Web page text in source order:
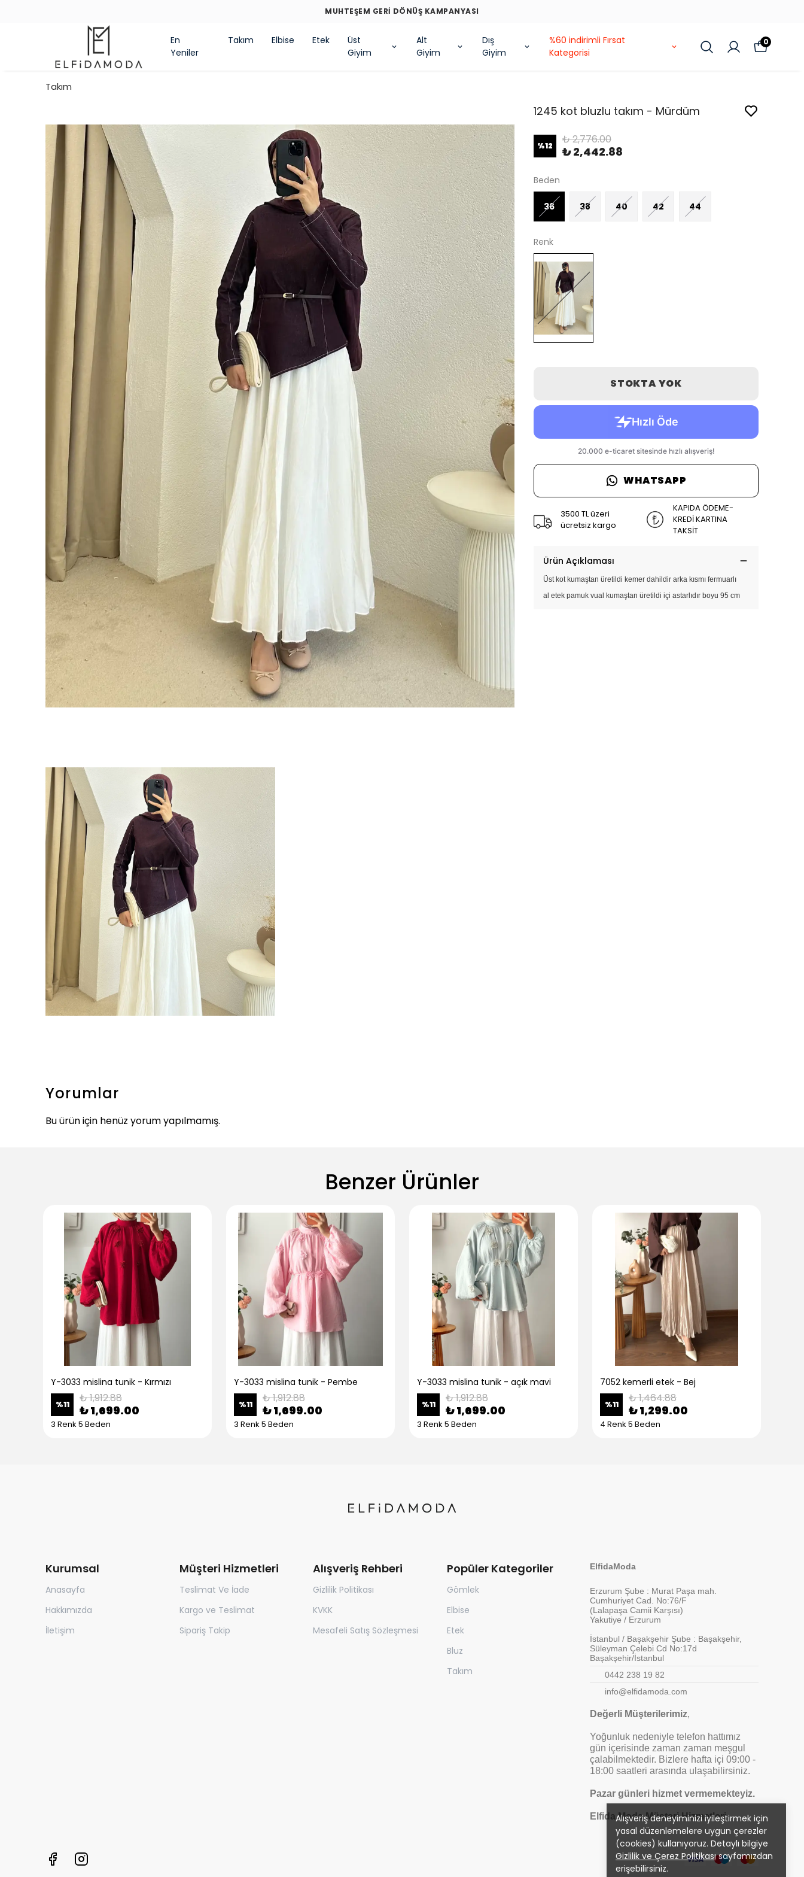
MUHTEŞEM GERİ DÖNÜŞ KAMPANYASI
En
Yeniler
Takım Elbise Etek
Üst
Giyim
Alt
Giyim
Dış
Giyim
%60 indirimli Fırsat
Kategorisi
0
Alışveriş deneyiminizi iyileştirmek için
yasal düzenlemelere uygun çerezler
(cookies) kullanıyoruz. Detaylı bilgiye
Gizlilik ve Çerez Politikasısayfamızdan
erişebilirsiniz.
Takım
1245 kot bluzlu takım - Mürdüm
%12 ₺ 2,776.00
₺ 2,442.88
Beden
36 38 40 42 44
Renk
STOKTA YOK
WHATSAPP
3500 TL üzeri
ücretsiz kargo
KAPIDA ÖDEME-
KREDİ KARTINA
TAKSİT
Ürün Açıklaması
Üst kot kumaştan üretildi kemer dahildir arka kısmı fermuarlı
al etek pamuk vual kumaştan üretildi içi astarlıdır boyu 95 cm
Yorumlar
Bu ürün için henüz yorum yapılmamış.
Benzer Ürünler
Y-3033 mislina tunik - Kırmızı
%11 ₺ 1,912.88
₺ 1,699.00
3 Renk 5 Beden
Y-3033 mislina tunik - Pembe
%11 ₺ 1,912.88
₺ 1,699.00
3 Renk 5 Beden
Y-3033 mislina tunik - açık mavi
%11 ₺ 1,912.88
₺ 1,699.00
3 Renk 5 Beden
7052 kemerli etek - Bej
%11 ₺ 1,464.88
₺ 1,299.00
4 Renk 5 Beden
Kurumsal
Anasayfa
Hakkımızda
İletişim
Müşteri Hizmetleri
Teslimat Ve İade
Kargo ve Teslimat
Sipariş Takip
Alışveriş Rehberi
Gizlilik Politikası
KVKK
Mesafeli Satış Sözleşmesi
Popüler Kategoriler
Gömlek
Elbise
Etek
Bluz
Takım
ElfidaModa
Erzurum Şube : Murat Paşa mah.
Cumhuriyet Cad. No:76/F
(Lalapaşa Camii Karşısı)
Yakutiye / Erzurum
İstanbul / Başakşehir Şube : Başakşehir,
Süleyman Çelebi Cd No:17d
Başakşehir/İstanbul
0442 238 19 82
info@elfidamoda.com
Değerli Müşterilerimiz,
Yoğunluk nedeniyle telefon hattımız
gün içerisinde zaman zaman meşgul
çalabilmektedir. Bizlere hafta içi 09:00 -
18:00 saatleri arasında ulaşabilirsiniz.
Pazar günleri hizmet vermemekteyiz.
Elfida Moda Müşteri Hizmetleri